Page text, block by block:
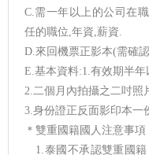
C.需一年以上的公司在
任的職位,年資,薪資.
D.來回機票正影本(需確
E.基本資料:1.有效期半
2.二個月內拍攝之二吋照
3.身份證正反面影印本一
＊雙重國籍國人注意事項
1.泰國不承認雙重國籍